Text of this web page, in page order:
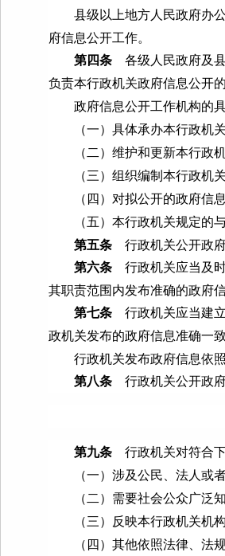
县级以上地方人民政府办公
府信息公开工作。
第四条各级人民政府及县
负责本行政机关政府信息公开
政府信息公开工作机构的具
（一）具体承办本行政机关
（二）维护和更新本行政机
（三）组织编制本行政机关
（四）对拟公开的政府信息
（五）本行政机关规定的与
第五条行政机关公开政府
第六条行政机关应当及时
其职责范围内发布准确的政府
第七条行政机关应当建立
政机关发布的政府信息准确一致
行政机关发布政府信息依照
第八条行政机关公开政府
第九条行政机关对符合下
（一）涉及公民、法人或者
（二）需要社会公众广泛知
（三）反映本行政机关机构
（四）其他依照法律、法规